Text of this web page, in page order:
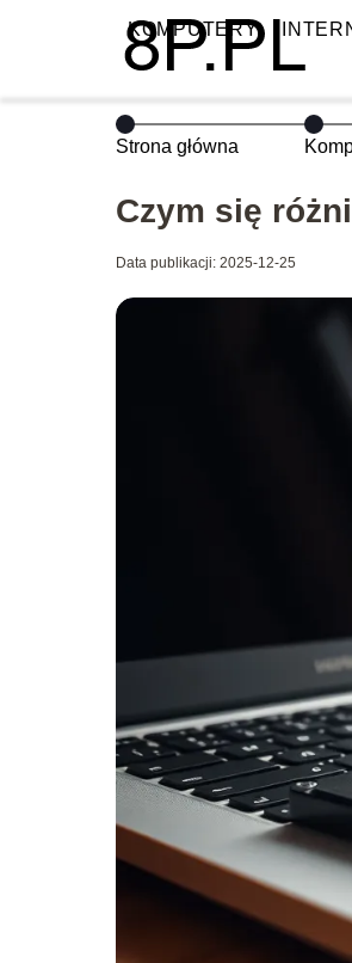
KOMPUTERY
Strona główna
Czym się
Data publikacji: 2025-12-25